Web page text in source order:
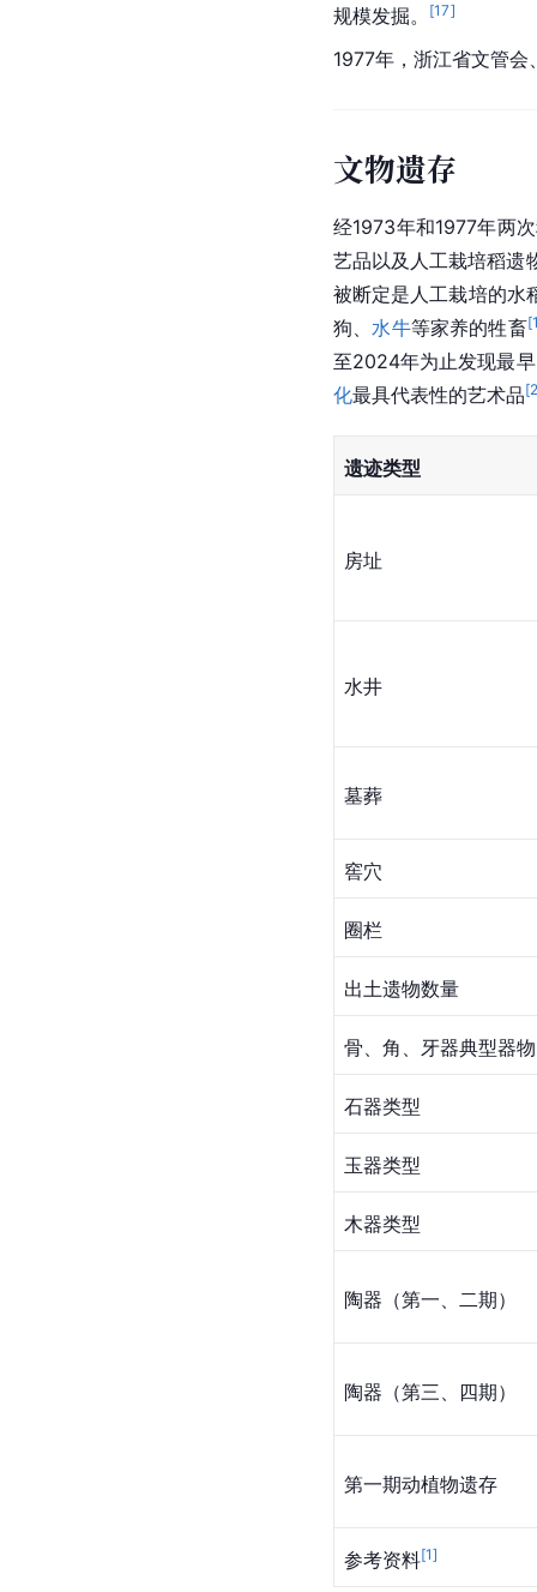
规模发掘。
[17]
1977年，浙江省文管
文物遗存
经1973年和1977年两
艺品以及人工栽培稻遗
被断定是人工栽培的水
狗、水牛等家养的牲畜[
至2024年为止发现最
化最具代表性的艺术品[
遗迹类型
房址
水井
墓葬
窖穴
圈栏
出土遗物数量
骨、角、牙器典型器物
石器类型
玉器类型
木器类型
陶器（第一、二期）
陶器（第三、四期）
第一期动植物遗存
参考资料[1]